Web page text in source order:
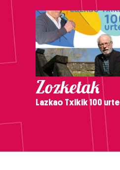
Zozketak
Lazkao Txikik 100